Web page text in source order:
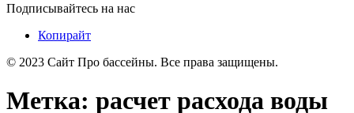
Подписывайтесь на нас
Копирайт
© 2023 Cайт Про бассейны. Все права защищены.
Метка: расчет расхода воды